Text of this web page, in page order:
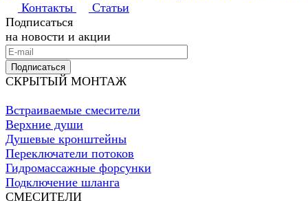
Контакты
Статьи
Подписаться
на новости и акции
Подписаться
СКРЫТЫЙ МОНТАЖ
Встраиваемые смесители
Верхние души
Душевые кронштейны
Переключатели потоков
Гидромассажные форсунки
Подключение шланга
СМЕСИТЕЛИ